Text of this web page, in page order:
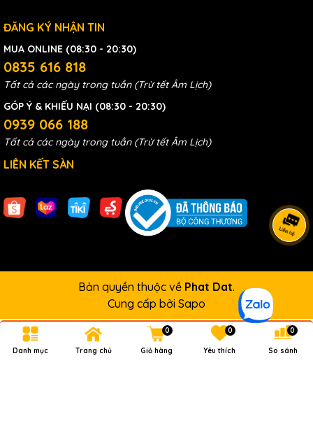
Bộ sản phẩm bao gồm :Máy,dây cắt 4m,kẹp mát,mặt nạ
hàn,đầu lọc nước khí nén...
ĐĂNG KÝ NHẬN TIN
MUA ONLINE (08:30 - 20:30)
0835 616 818
Tất cả các ngày trong tuần (Trừ tết Âm Lịch)
GÓP Ý & KHIẾU NẠI (08:30 - 20:30)
0939 066 188
Tất cả các ngày trong tuần (Trừ tết Âm Lịch)
LIÊN KẾT SÀN
Bản quyền thuộc về Phat Dat.
Cung cấp bởi Sapo
Danh mục Trang chủ Giỏ hàng
0
Yêu thích
0
So sánh
0